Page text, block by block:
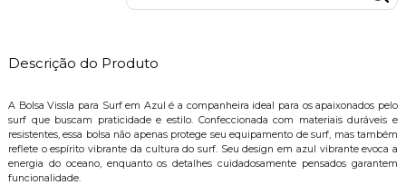
Descrição do Produto
A Bolsa Vissla para Surf em Azul é a companheira ideal para os apaixonados pelo
surf que buscam praticidade e estilo. Confeccionada com materiais duráveis e
resistentes, essa bolsa não apenas protege seu equipamento de surf, mas também
reflete o espírito vibrante da cultura do surf. Seu design em azul vibrante evoca a
energia do oceano, enquanto os detalhes cuidadosamente pensados garantem
funcionalidade.